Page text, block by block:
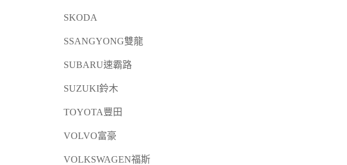
SKODA
SSANGYONG雙龍
SUBARU速霸路
SUZUKI鈴木
TOYOTA豐田
VOLVO富豪
VOLKSWAGEN福斯